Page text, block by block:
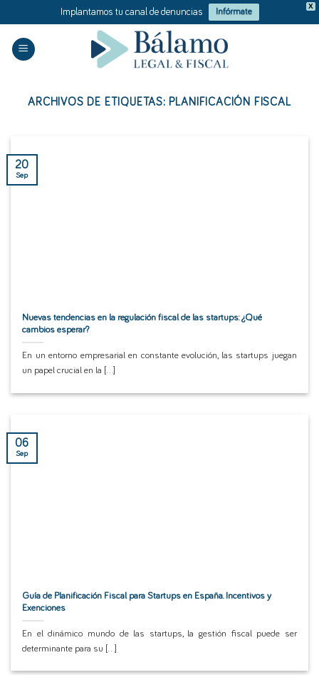
X
Implantamos tu canal de denuncias Infórmate
ARCHIVOS DE ETIQUETAS: PLANIFICACIÓN FISCAL
Nuevas tendencias en la regulación fiscal de las startups: ¿Qué
cambios esperar?
En un entorno empresarial en constante evolución, las startups juegan
un papel crucial en la [...]
20
Sep
Guía de Planificación Fiscal para Startups en España. Incentivos y
Exenciones
En el dinámico mundo de las startups, la gestión fiscal puede ser
determinante para su [...]
06
Sep